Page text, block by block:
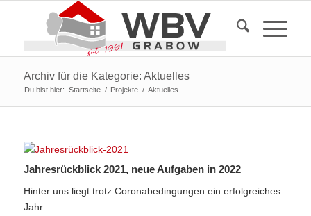
Archiv für die Kategorie: Aktuelles
Du bist hier: Startseite / Projekte / Aktuelles
Jahresrückblick 2021, neue Aufgaben in 2022
Hinter uns liegt trotz Coronabedingungen ein erfolgreiches
Jahr…